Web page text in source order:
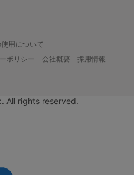
用について
ポリシー 会社概要
採用情報
All rights reserved.